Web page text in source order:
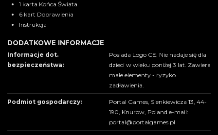
1 karta Końca Świata
6 kart Doprawienia
Instrukcja
DODATKOWE INFORMACJE
Informacje dot.
bezpieczeństwa:
Posiada Logo CE. Nie nadaje się dla
dzieci w wieku poniżej 3 lat. Zawiera
małe elementy - ryzyko
zadławienia.
Podmiot gospodarczy:
Portal Games, Sienkiewicza 13, 44-
190, Knurow, Poland e-mail:
portal@portalgames.pl